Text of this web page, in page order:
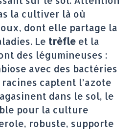
la cultiver là où
dont elle partage la
Le trèfle et la
des légumineuses :
avec des bactéries
captent l’azote
dans le sol, le
pour la culture
robuste, supporte